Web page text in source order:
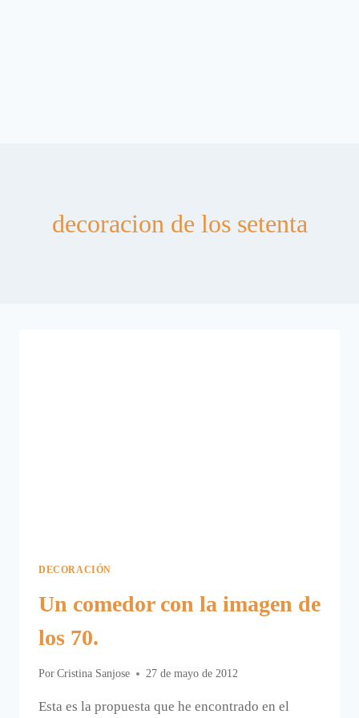
decoracion de los setenta
DECORACIÓN
Un comedor con la imagen de
los 70.
Por Cristina Sanjose 27 de mayo de 2012
Esta es la propuesta que he encontrado en el